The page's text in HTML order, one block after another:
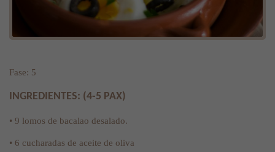
Fase: 5
INGREDIENTES: (4-5 PAX)
• 9 lomos de bacalao desalado.
• 6 cucharadas de aceite de oliva